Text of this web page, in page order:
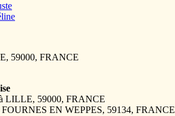
59000, FRANCE
LILLE, 59000, FRANCE
FOURNES EN WEPPES, 59134, FRANCE